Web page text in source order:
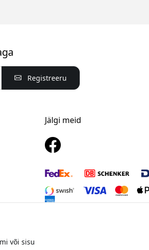
Registreeru
Jälgi meid
või sisu